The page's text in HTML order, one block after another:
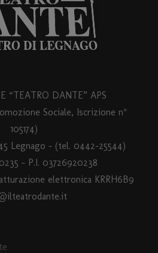
“TEATRO DANTE” APS
Sociale, Iscrizione n°
105174)
Legnago – (tel. 0442-25544)
- P.I. 03726920238
elettronica KRRH6B9